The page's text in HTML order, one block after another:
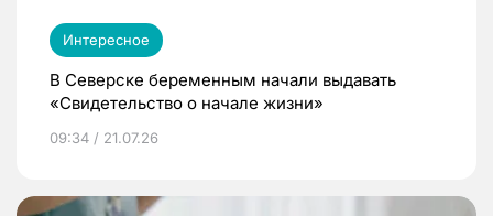
Интересное
В Северске беременным начали выдавать
«Свидетельство о начале жизни»
09:34 / 21.07.26